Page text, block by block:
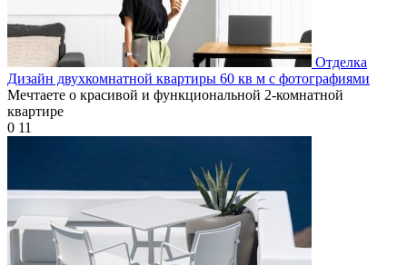
Отделка
Дизайн двухкомнатной квартиры 60 кв м с фотографиями
Мечтаете о красивой и функциональной 2-комнатной
квартире
0 11